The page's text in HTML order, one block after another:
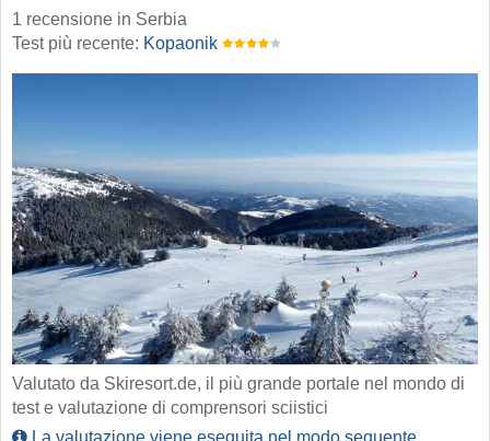
1 recensione in Serbia
Test più recente: Kopaonik
Valutato da Skiresort.de, il più grande portale nel mondo di
test e valutazione di comprensori sciistici